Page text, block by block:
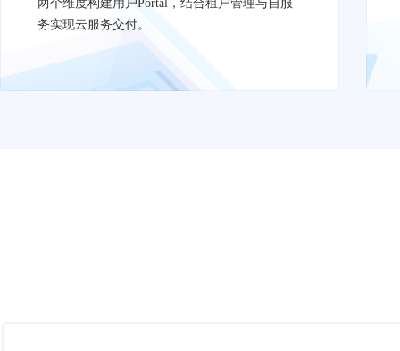
两个维度构建用户Portal，结合租户管理与自服
务实现云服务交付。